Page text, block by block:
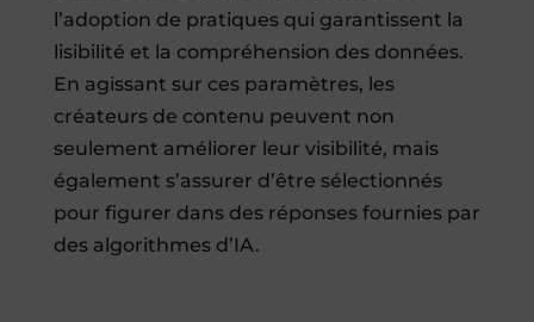
l’adoption de pratiques qui garantissent la
lisibilité et la compréhension des données.
En agissant sur ces paramètres, les
créateurs de contenu peuvent non
seulement améliorer leur visibilité, mais
également s’assurer d’être sélectionnés
pour figurer dans des réponses fournies par
des algorithmes d’IA.